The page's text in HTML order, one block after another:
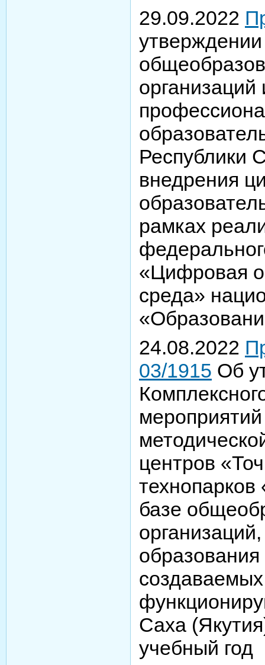
29.09.2022
организаций
Республики
внедрения
рамках
«Цифровая
среда»
24.08.2022
03/1915 Об
центров
базе
образования
Саха
учебный год